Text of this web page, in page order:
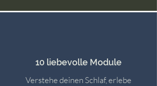
10 liebevolle Module
Verstehe deinen Schlaf, erlebe